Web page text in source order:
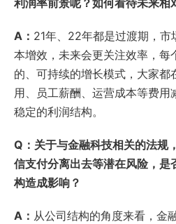
利润率前景呢？如何看待未来相
A： 21年、22年都是过渡期，市
本增效，未来会更关注效率，每
的、可持续的增长模式，大家都
用、员工薪酬、运营成本等费
稳定的利润结构。
Q：关于与金融科技相关的法规
信支付分离出去等潜在风险，是
构造成影响？
A： 从公司结构的角度来看，金